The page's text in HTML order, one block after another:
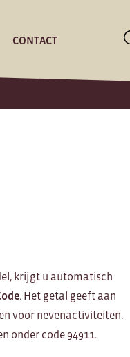
CONTACT
krijgt u automatisch
. Het getal geeft aan
voor nevenactiviteiten.
onder code 94911.